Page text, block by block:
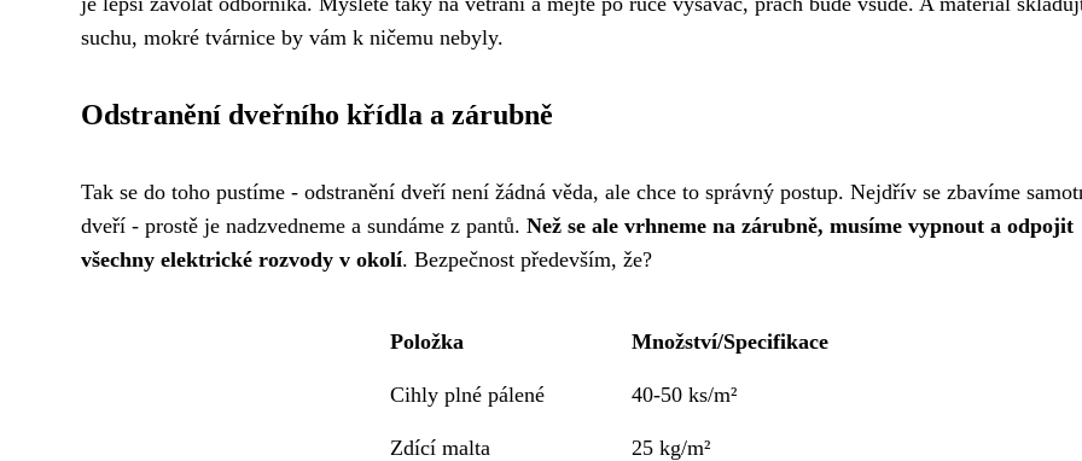
suchu, mokré tvárnice by vám k ničemu nebyly.
Odstranění dveřního křídla a zárubně
Tak se do toho pustíme - odstranění dveří není žádná věda, ale chce to správný postup. Nejdřív se zbavíme
dveří - prostě je nadzvedneme a sundáme z pantů. Než se ale vrhneme na zárubně, musíme vypnout a odpojit
všechny elektrické rozvody v okolí. Bezpečnost především, že?
Položka Množství/Specifikace
Cihly plné pálené 40-50 ks/m²
Zdící malta 25 kg/m²